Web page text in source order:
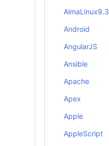
AlmaLinux9.3
Android
AngularJS
Ansible
Apache
Apex
Apple
AppleScript